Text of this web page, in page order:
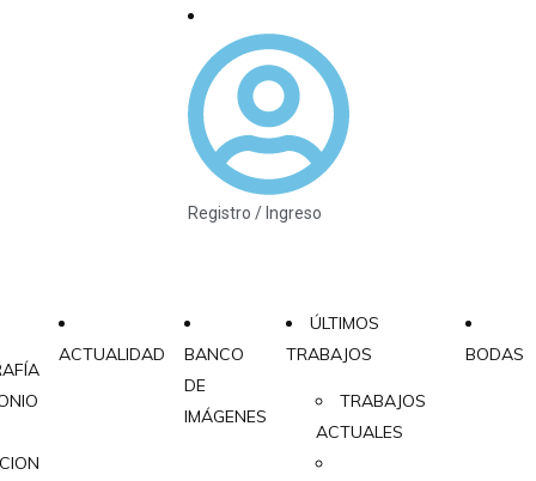
Registro / Ingreso
ACTUALIDAD
BANCO
DE
IMÁGENES
ÚLTIMOS
TRABAJOS
TRABAJOS
ACTUALES
BODAS